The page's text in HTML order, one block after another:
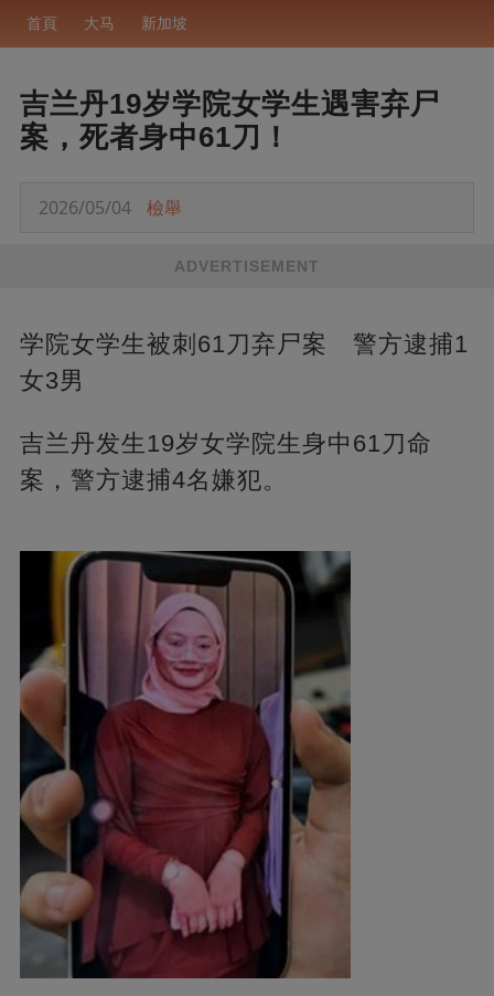
首頁 大马 新加坡
吉兰丹19岁学院女学生遇害弃尸
案，死者身中61刀！
2026/05/04 檢舉
ADVERTISEMENT
学院女学生被刺61刀弃尸案 警方逮捕1
女3男
吉兰丹发生19岁女学院生身中61刀命
案，警方逮捕4名嫌犯。